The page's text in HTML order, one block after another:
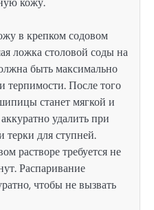
в крепком содовом
ложка столовой соды на
быть максимально
терпимости. После того
станет мягкой и
удалить при
для ступней.
растворе требуется не
Распаривание
чтобы не вызвать